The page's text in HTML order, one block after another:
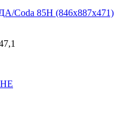
Coda 85Н (846х887х471)